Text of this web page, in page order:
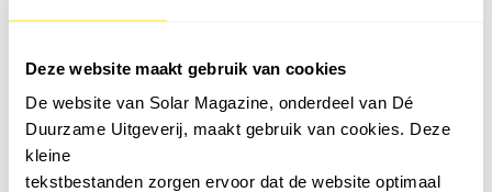
Deze website maakt gebruik van cookies
De website van Solar Magazine, onderdeel van Dé
Duurzame Uitgeverij, maakt gebruik van cookies. Deze
kleine
tekstbestanden zorgen ervoor dat de website optimaal
Vacatures
Installateurzoeker
Cookievoorkeuren wijzigen
English